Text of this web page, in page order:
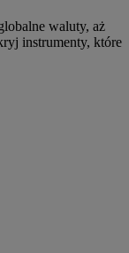
waluty, aż
instrumenty, które